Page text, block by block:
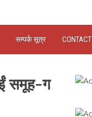
सम्पर्क सूत्र CONTACT
समूह-ग